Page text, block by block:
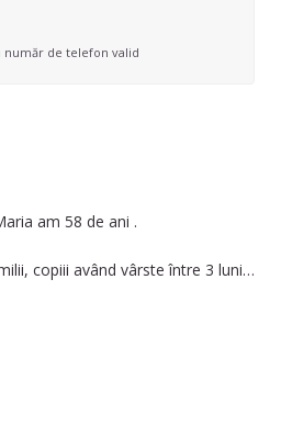
număr de telefon valid
care am avut grije in total a fost
copilului si cerințele